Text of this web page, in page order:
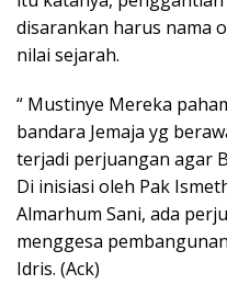
disarankan harus nama
nilai sejarah.
“ Mustinye Mereka
bandara Jemaja yg
terjadi perjuangan agar
Di inisiasi oleh Pak
Almarhum Sani, ada
menggesa
Idris. (Ack)